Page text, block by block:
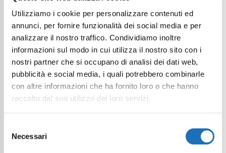
Utilizziamo i cookie per personalizzare contenuti ed
annunci, per fornire funzionalità dei social media e per
analizzare il nostro traffico. Condividiamo inoltre
informazioni sul modo in cui utilizza il nostro sito con i
nostri partner che si occupano di analisi dei dati web,
pubblicità e social media, i quali potrebbero combinarle
con altre informazioni che ha fornito loro o che hanno
raccolto dal suo utilizzo dei loro servizi.
delNecessari